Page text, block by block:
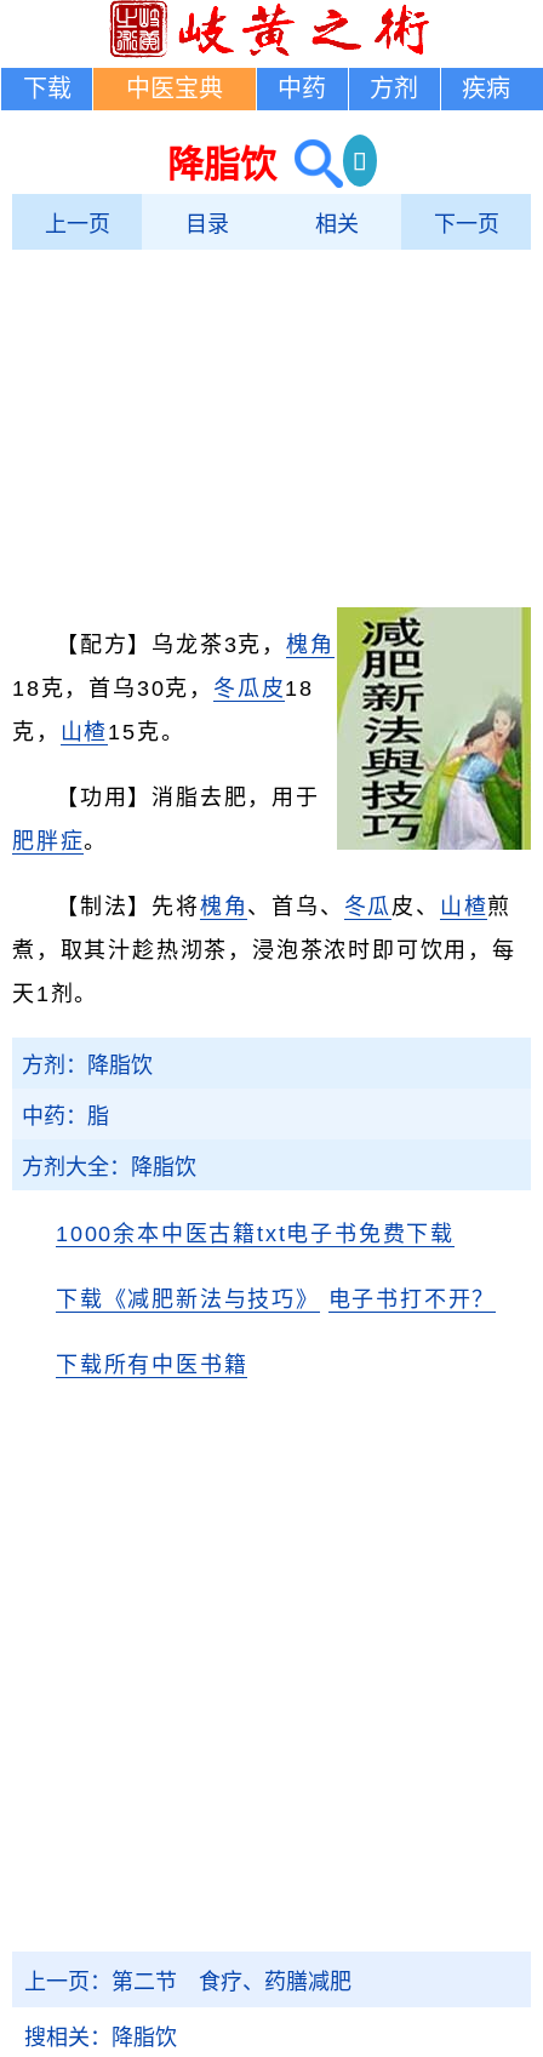
下载 中医宝典 中药 方剂 疾病
降脂饮
上一页 目录 相关 下一页
【配方】乌龙茶3克， 槐角
18克，首乌30克， 冬瓜皮18
克，
山楂15克。
【功用】消脂去肥，用于
肥胖症。
【制法】先将槐角 、首乌、 冬瓜 皮、 山楂煎
煮，取其汁趁热沏茶，浸泡茶浓时即可饮用，每
天1剂。
方剂：降脂饮
中药：脂
方剂大全：降脂饮
1000余本中医古籍txt电子书免费下载
下载《减肥新法与技巧》 电子书打不开？
下载所有中医书籍
上一页： 第二节 食疗、药膳减肥
搜相关： 降脂饮